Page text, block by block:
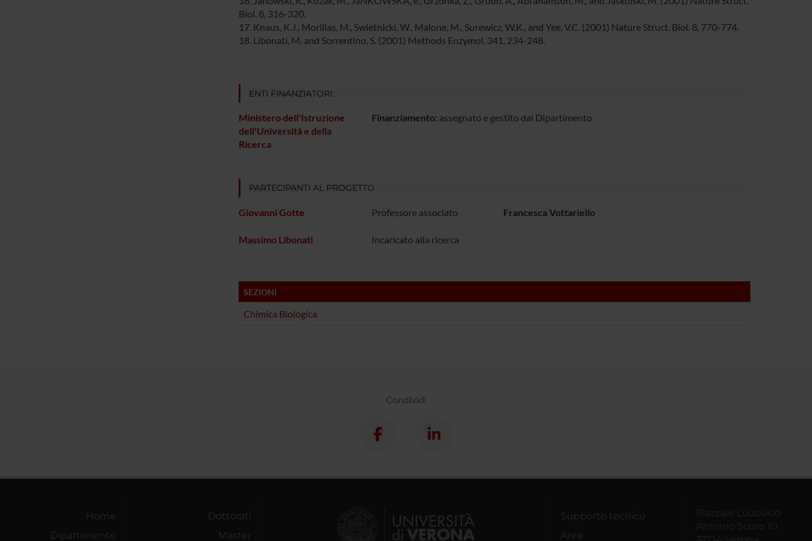
Biol. 8, 316-320.
17. Knaus, K.J., Morillas, M., Swietnicki, W., Malone, M., Surewicz, W.K., and Yee, V.C. (2001) Nature Struct. Biol. 8, 770-774.
18. Libonati, M. and Sorrentino, S. (2001) Methods Enzymol. 341, 234-248.
ENTI FINANZIATORI:
Ministero dell'Istruzione
dell'Università e della
Ricerca
Finanziamento: assegnato e gestito dal Dipartimento
PARTECIPANTI AL PROGETTO
Giovanni Gotte Professore associato
Massimo Libonati Incaricato alla ricerca
Francesca Vottariello
SEZIONI
Chimica Biologica
Condividi
Home
Dipartimento
Dottorati
Master
Supporto tecnico
Area
Piazzale Ludovico
Antonio Scuro 10